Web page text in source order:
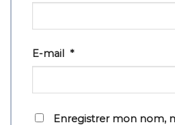
E-mail *
Enregistrer mon nom,